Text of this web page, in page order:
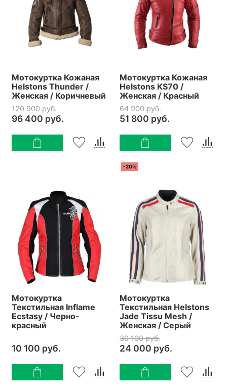
Мотокуртка Кожаная
Helstons Thunder /
Женская / Коричневый
120 900 руб.
96 400 руб.
Мотокуртка Кожаная
Helstons KS70 /
Женская / Красный
64 900 руб.
51 800 руб.
Мотокуртка
Текстильная Inflame
Ecstasy / Черно-
красный
10 100 руб.
-20%
Мотокуртка
Текстильная Helstons
Jade Tissu Mesh /
Женская / Серый
30 100 руб.
24 000 руб.